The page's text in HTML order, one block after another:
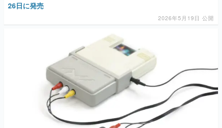
26日に発売
2026年5月19日 公開